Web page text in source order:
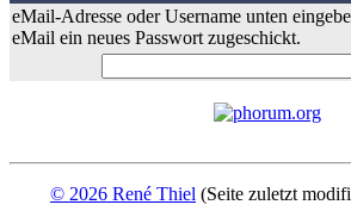
eMail-Adresse oder Username unten
eMail ein neues Passwort zugeschickt.
© 2026 René Thiel (Seite zuletzt